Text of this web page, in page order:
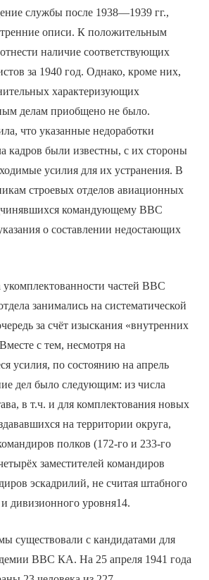
службы после 1938—1939 гг.,
описи. К положительным
наличие соответствующих
за 1940 год. Однако, кроме них,
характеризующих
делам приобщено не было.
что указанные недоработки
кадров были известны, с их стороны
усилия для их устранения. В
строевых отделов авиационных
командующему ВВС
о составлении недостающих
частей ВВС
занимались на систематической
за счёт изыскания «внутренних
с тем, несмотря на
усилия, по состоянию на апрель
дел было следующим: из числа
в т.ч. и для комплектования новых
на территории округа,
полков (172-го и 233-го
заместителей командиров
эскадрилий, не считая штабного
и дивизионного уровня14.
существовали с кандидатами для
ВВС КА. На 25 апреля 1941 года